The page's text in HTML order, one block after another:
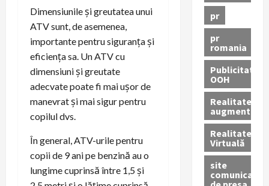
Dimensiunile și greutatea unui
ATV sunt, de asemenea,
importante pentru siguranța și
eficiența sa. Un ATV cu
dimensiuni și greutate
adecvate poate fi mai ușor de
manevrat și mai sigur pentru
copilul dvs.
În general, ATV-urile pentru
copii de 9 ani pe benzină au o
lungime cuprinsă între 1,5 și
pr
pr
romania
Publicitate
OOH
Realitatea
augmentată
Realitatea
Virtuală
site
comunicate